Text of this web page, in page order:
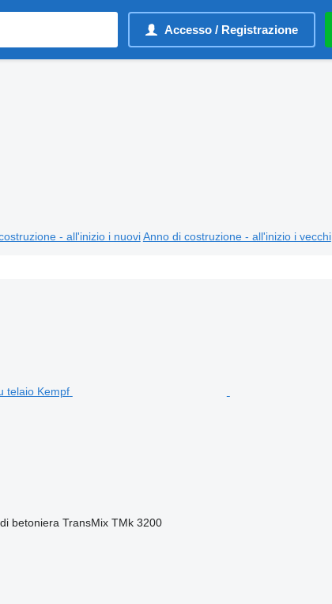
Accesso / Registrazione
- all'inizio i nuovi Anno di costruzione - all'inizio i vecchi
betoniera TransMix TMk 3200